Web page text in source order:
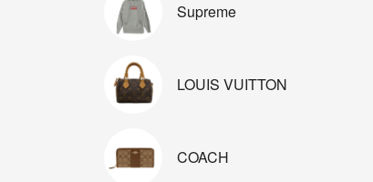
Supreme
LOUIS VUITTON
COACH